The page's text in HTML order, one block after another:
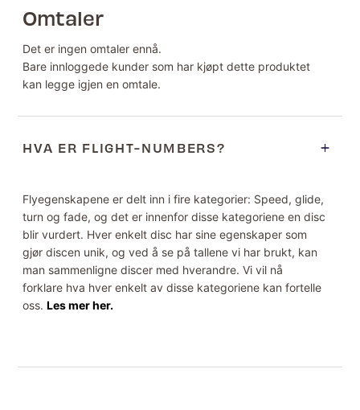
Omtaler
Det er ingen omtaler ennå.
Bare innloggede kunder som har kjøpt dette produktet
kan legge igjen en omtale.
HVA ER FLIGHT-NUMBERS?
Flyegenskapene er delt inn i fire kategorier: Speed, glide,
turn og fade, og det er innenfor disse kategoriene en disc
blir vurdert. Hver enkelt disc har sine egenskaper som
gjør discen unik, og ved å se på tallene vi har brukt, kan
man sammenligne discer med hverandre. Vi vil nå
forklare hva hver enkelt av disse kategoriene kan fortelle
oss.Les mer her.